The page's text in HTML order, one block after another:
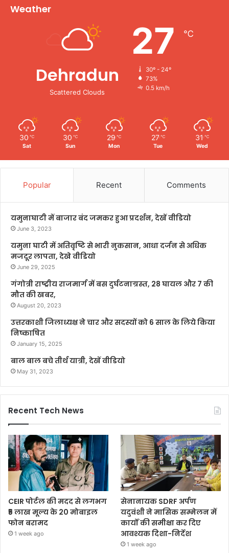
Weather
Dehradun
Scattered Clouds
27 ℃
30º - 24º
73%
0.5 km/h
30 ℃
Sat
30 ℃
Sun
29 ℃
Mon
27 ℃
Tue
31 ℃
Wed
Popular Recent Comments
यमुनाघाटी में बाजार बंद जमकर हुआ प्रदर्शन, देखें वीडियो
June 3, 2023
यमुना घाटी में अतिवृष्टि से भारी नुकसान, आधा दर्जन से अधिक
मजदूर लापता, देखे वीडियो
June 29, 2025
गंगोत्री राष्ट्रीय राजमार्ग में बस दुर्घटनाग्रस्त, 28 घायल और 7 की
मौत की खबर,
August 20, 2023
उत्तरकाशी जिलाध्यक्ष ने चार और सदस्यों को 6 साल के लिये किया
निष्काषित
January 15, 2025
बाल बाल बचे तीर्थ यात्री, देखें वीडियो
May 31, 2023
Recent Tech News
CEIR पोर्टल की मदद से लगभग
₹5 लाख मूल्य के 20 मोबाइल
फोन बरामद
1 week ago
सेनानायक SDRF अर्पण
यदुवंशी ने मासिक सम्मेलन में
कार्यों की समीक्षा कर दिए
आवश्यक दिशा-निर्देश
1 week ago